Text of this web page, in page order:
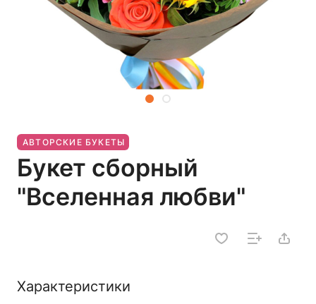
АВТОРСКИЕ БУКЕТЫ
Букет сборный
"Вселенная любви"
Характеристики